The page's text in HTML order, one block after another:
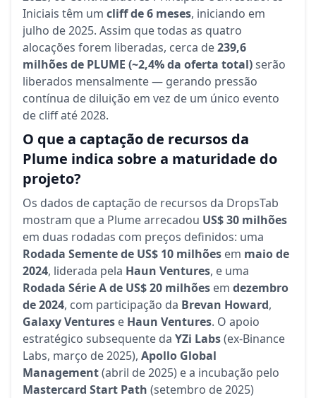
Iniciais têm um cliff de 6 meses, iniciando em
julho de 2025. Assim que todas as quatro
alocações forem liberadas, cerca de239,6
milhões de PLUME (~2,4% da oferta total)serão
liberados mensalmente — gerando pressão
contínua de diluição em vez de um único evento
de cliff até 2028.
O que a captação de recursos da
Plume indica sobre a maturidade do
projeto?
Os dados de captação de recursos da DropsTab
mostram que a Plume arrecadou US$ 30 milhões
em duas rodadas com preços definidos: uma
Rodada Semente de US$ 10 milhões em maio de
2024, liderada pela Haun Ventures, e uma
Rodada Série A de US$ 20 milhões em dezembro
de 2024, com participação da Brevan Howard,
Galaxy Ventures e Haun Ventures. O apoio
estratégico subsequente da YZi Labs(ex-Binance
Labs, março de 2025), Apollo Global
Management(abril de 2025) e a incubação pelo
Mastercard Start Path (setembro de 2025)